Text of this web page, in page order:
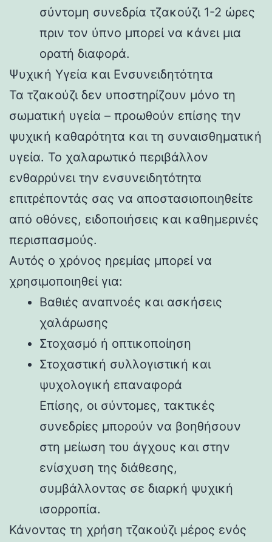
σύντομη συνεδρία τζακούζι 1-2 ώρες
πριν τον ύπνο μπορεί να κάνει μια
ορατή διαφορά.
Ψυχική Υγεία και Ενσυνειδητότητα
Τα τζακούζι δεν υποστηρίζουν μόνο τη
σωματική υγεία – προωθούν επίσης την
ψυχική καθαρότητα και τη συναισθηματική
υγεία. Το χαλαρωτικό περιβάλλον
ενθαρρύνει την ενσυνειδητότητα
επιτρέποντάς σας να αποστασιοποιηθείτε
από οθόνες, ειδοποιήσεις και καθημερινές
περισπασμούς.
Αυτός ο χρόνος ηρεμίας μπορεί να
χρησιμοποιηθεί για:
Βαθιές αναπνοές και ασκήσεις
χαλάρωσης
Στοχασμό ή οπτικοποίηση
Στοχαστική συλλογιστική και
ψυχολογική επαναφορά
Επίσης, οι σύντομες, τακτικές
συνεδρίες μπορούν να βοηθήσουν
στη μείωση του άγχους και στην
ενίσχυση της διάθεσης,
συμβάλλοντας σε διαρκή ψυχική
ισορροπία.
Κάνοντας τη χρήση τζακούζι μέρος ενός